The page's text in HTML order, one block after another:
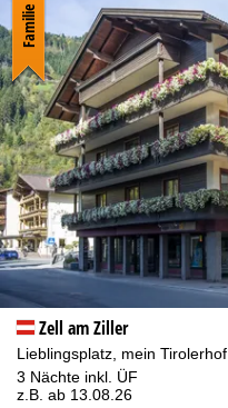
Zell am Ziller
Lieblingsplatz, mein Tirolerhof
3 Nächte inkl. ÜF
z.B. ab 13.08.26
Familie